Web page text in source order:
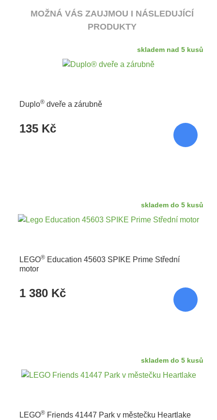
MOŽNÁ VÁS ZAUJMOU I NÁSLEDUJÍCÍ
PRODUKTY
skladem nad 5 kusů
Duplo® dveře a zárubně
135 Kč
skladem do 5 kusů
LEGO® Education 45603 SPIKE Prime Střední
motor
1 380 Kč
skladem do 5 kusů
LEGO® Friends 41447 Park v městečku Heartlake